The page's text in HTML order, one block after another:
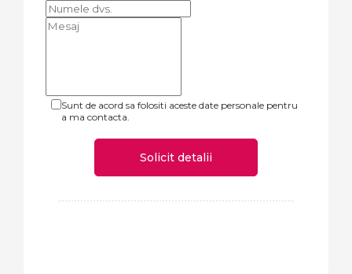
Sunt de acord sa folositi aceste date personale pentru
a ma contacta.
Solicit detalii